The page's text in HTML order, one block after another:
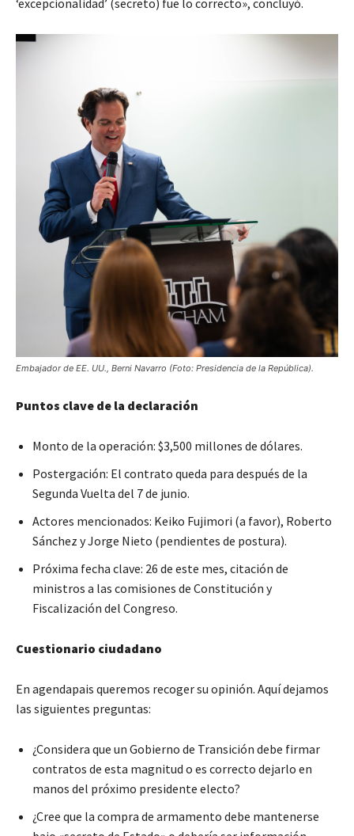
Embajador de EE. UU., Berni Navarro (Foto: Presidencia de la República).
Puntos clave de la declaración
Monto de la operación: $3,500 millones de dólares.
Postergación: El contrato queda para después de la
Segunda Vuelta del 7 de junio.
Actores mencionados: Keiko Fujimori (a favor), Roberto
Sánchez y Jorge Nieto (pendientes de postura).
Próxima fecha clave: 26 de este mes, citación de
ministros a las comisiones de Constitución y
Fiscalización del Congreso.
Cuestionario ciudadano
En agendapais queremos recoger su opinión. Aquí dejamos
las siguientes preguntas:
¿Considera que un Gobierno de Transición debe firmar
contratos de esta magnitud o es correcto dejarlo en
manos del próximo presidente electo?
¿Cree que la compra de armamento debe mantenerse